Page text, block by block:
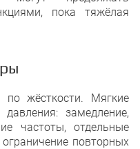
пока тяжёлая
по жёсткости. Мягкие
замедление,
частоты, отдельные
повторных